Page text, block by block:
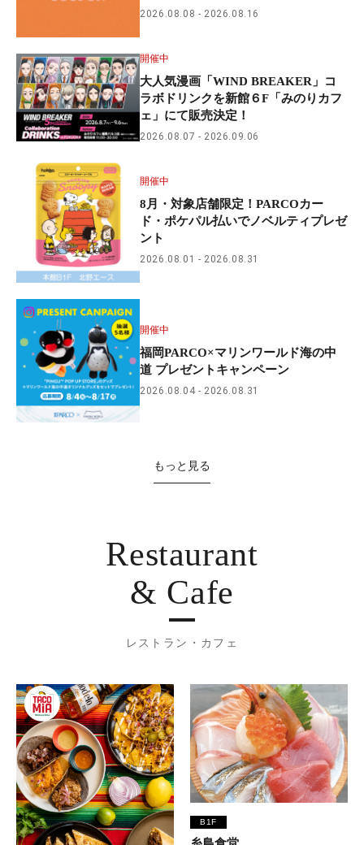
2026.08.08 2026.08.16
開催中
大人気漫画「WIND BREAKER」コ
ラボドリンクを新館６F「みのりカフ
ェ」にて販売決定！
2026.08.07 2026.09.06
開催中
8月・対象店舗限定！PARCOカー
ド・ポケパル払いでノベルティプレゼ
ント
2026.08.01 2026.08.31
開催中
福岡PARCO×マリンワールド海の中
道 プレゼントキャンペーン
2026.08.04 2026.08.31
もっと見る
Restaurant
& Cafe
レストラン・カフェ
B1F